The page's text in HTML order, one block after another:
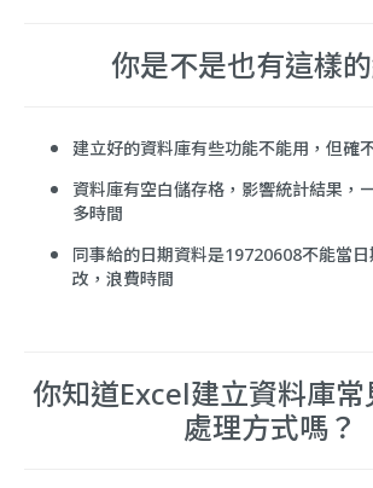
你是不是也有這樣
建立好的資料庫有些功能不能用，但確
資料庫有空白儲存格，影響統計結果，
多時間
同事給的日期資料是19720608不能當
改，浪費時間
你知道Excel建立資料庫
處理方式嗎？